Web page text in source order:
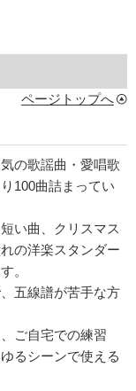
ページトップへ
の歌謡曲・愛唱歌
100曲詰まってい
い曲、クリスマス
の洋楽スタンダー
。
五線譜が苦手な方
ご自宅での練習
るシーンで使える